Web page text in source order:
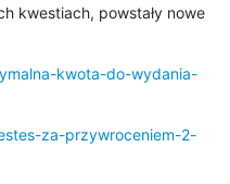
kwestiach, powstały nowe
kwota-do-wydania-
za-przywroceniem-2-